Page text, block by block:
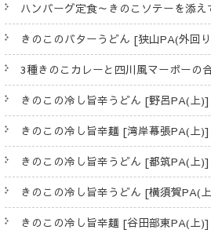
ハンバーグ定食～きのこソテーを添
きのこのバターうどん [狭山PA(外回
3種きのこカレーと四川風マーボーの
きのこの冷し旨辛うどん [野呂PA(上)]
きのこの冷し旨辛麺 [湾岸幕張PA(上)]
きのこの冷し旨辛うどん [都筑PA(上)]
きのこの冷し旨辛うどん [横須賀PA(
きのこの冷し旨辛麺 [谷田部東PA(上)]